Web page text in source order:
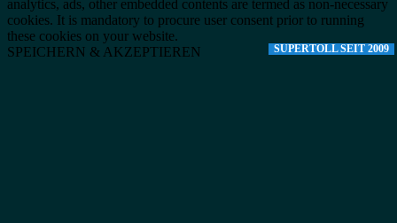
SUPERTOLL SEIT 2009
analytics, ads, other embedded contents are termed as non-necessary
cookies. It is mandatory to procure user consent prior to running
these cookies on your website.
SPEICHERN & AKZEPTIEREN